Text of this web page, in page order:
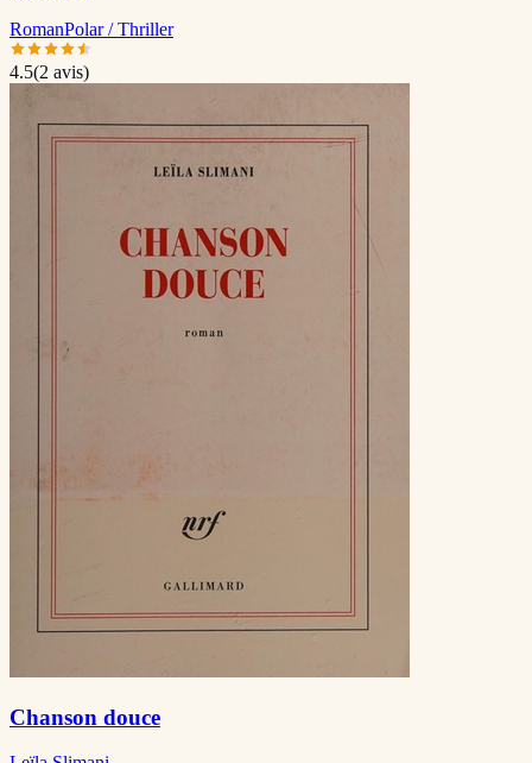
RomanPolar / Thriller
4.5(2 avis)
Chanson douce